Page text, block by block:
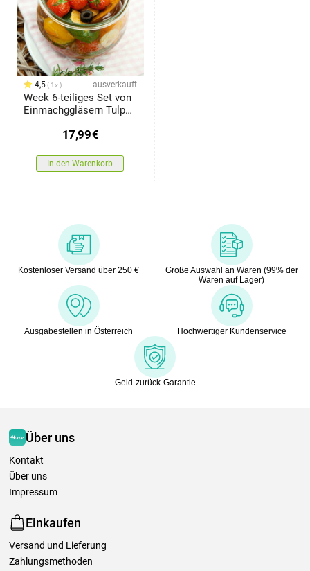
4,5 1x ausverkauft
Weck 6-teiliges Set von
Einmachggläsern Tulpe
17,99€
In den Warenkorb
Kostenloser Versand über 250 €
Große Auswahl an Waren (99% der
Waren auf Lager)
Ausgabestellen in Österreich Hochwertiger Kundenservice
Geld-zurück-Garantie
Über uns
Kontakt
Über uns
Impressum
Einkaufen
Versand und Lieferung
Zahlungsmethoden